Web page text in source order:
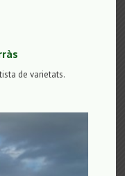
de varietats.